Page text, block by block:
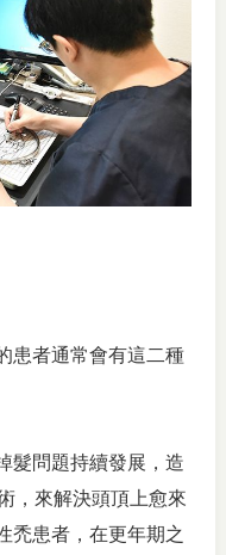
患者通常會有這二種
髮問題持續發展，造
，來解決頭頂上愈來
禿患者，在更年期之